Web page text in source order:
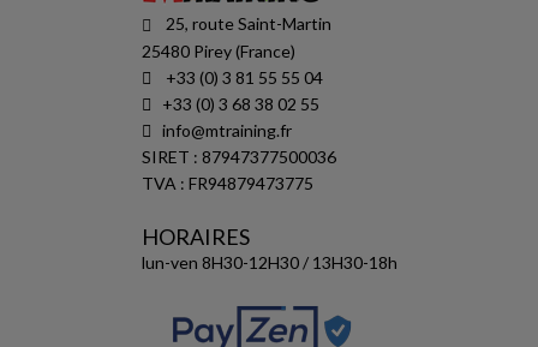
25, route Saint-Martin
25480 Pirey (France)
+33 (0) 3 81 55 55 04
+33 (0) 3 68 38 02 55
info@mtraining.fr
SIRET : 87947377500036
TVA : FR94879473775
HORAIRES
lun-ven 8H30-12H30 / 13H30-18h